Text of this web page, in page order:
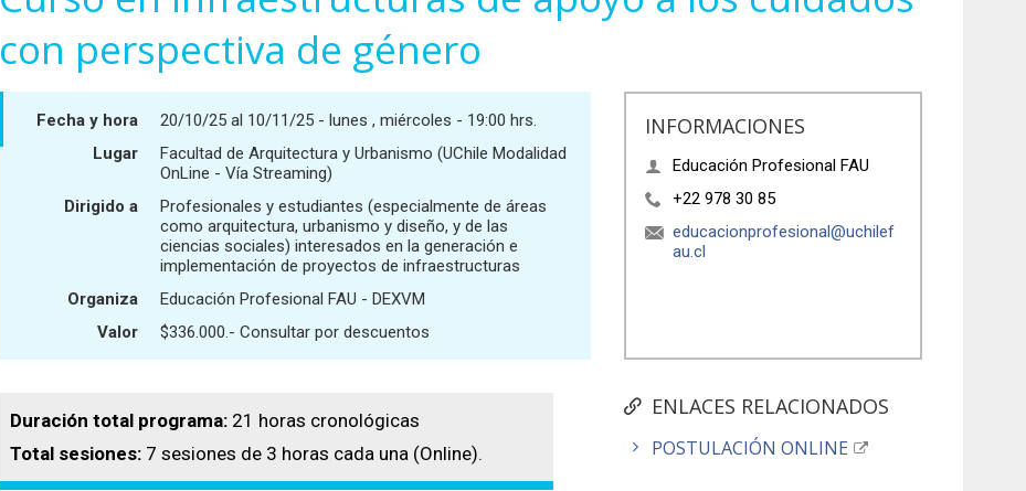
con perspectiva de género
INFORMACIONES
Educación Profesional FAU
+22 978 30 85
educacionprofesional@uchilef
au.cl
Fecha y hora
20/10/25 al 10/11/25 - lunes , miércoles - 19:00 hrs.
Lugar
Facultad de Arquitectura y Urbanismo (UChile Modalidad
OnLine - Vía Streaming)
Dirigido a
Profesionales y estudiantes (especialmente de áreas
como arquitectura, urbanismo y diseño, y de las
ciencias sociales) interesados en la generación e
implementación de proyectos de infraestructuras
Organiza
Educación Profesional FAU - DEXVM
Valor
$336.000.- Consultar por descuentos
ENLACES RELACIONADOS
POSTULACIÓN ONLINE
Duración total programa: 21 horas cronológicas
Total sesiones:7 sesiones de 3 horas cada una (Online).